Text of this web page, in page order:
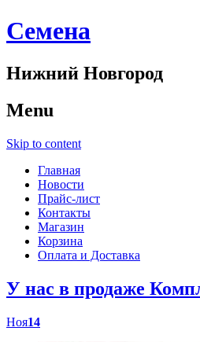
Cемена
Нижний Новгород
Menu
Skip to content
Главная
Новости
Прайс-лист
Контакты
Магазин
Корзина
Оплата и Доставка
У нас в продаже
Ноя14